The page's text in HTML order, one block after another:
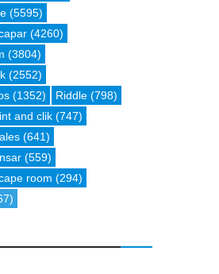
(5595)
(4260)
(3804)
(2552)
(1352) Riddle (798)
and clik (747)
(641)
(559)
room (294)